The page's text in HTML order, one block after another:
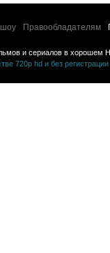
Правообладателям
и сериалов в хорошем
720p hd и без